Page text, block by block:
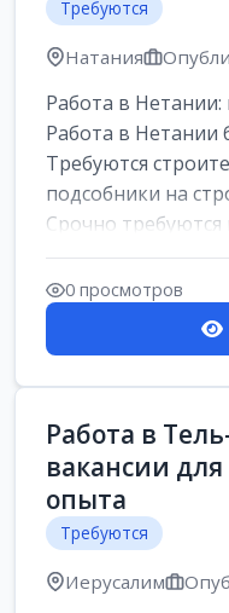
Требуются
Натания
Работа в Нетании:
Работа в Нетании
Требуются
подсобники на
Срочно требуются
0 просмотров
Работа в
вакансии
опыта
Требуются
Иерусалим